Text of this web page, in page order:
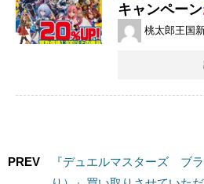
キャンペーン
桃太郎王国
PREV
『デュエルマスターズ ブ